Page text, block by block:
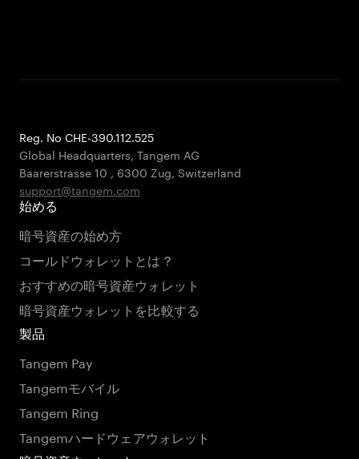
Reg. No CHE-390.112.525
Global Headquarters, Tangem AG
Baarerstrasse 10 , 6300 Zug, Switzerland
support@tangem.com
始める
暗号資産の始め方
コールドウォレットとは？
おすすめの暗号資産ウォレット
暗号資産ウォレットを比較する
製品
Tangem Pay
Tangemモバイル
Tangem Ring
Tangemハードウェアウォレット